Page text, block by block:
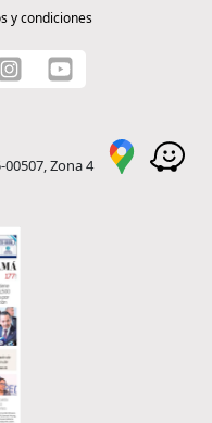
y condiciones
Zona 4